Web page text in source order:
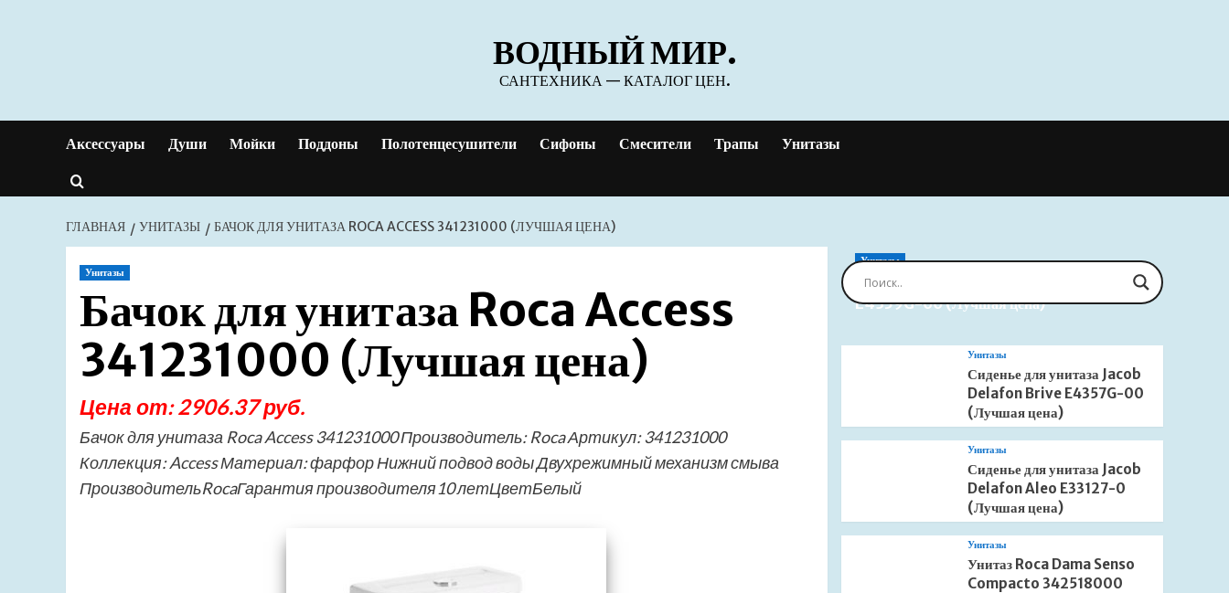
ВОДНЫЙ МИР.
САНТЕХНИКА — КАТАЛОГ ЦЕН.
Аксессуары Души Мойки Поддоны Полотенцесушители Сифоны Смесители Трапы Унитазы
ГЛАВНАЯ УНИТАЗЫ БАЧОК ДЛЯ УНИТАЗА ROCA ACCESS 341231000 (ЛУЧШАЯ ЦЕНА)
Унитазы
Бачок для унитаза Roca Access
341231000 (Лучшая цена)
Цена от: 2906.37 руб.
Бачок для унитаза Roca Access 341231000 Производитель: Roca Артикул: 341231000
Коллекция: Access Материал: фарфор Нижний подвод воды Двухрежимный механизм смыва
ПроизводительRocaГарантия производителя10 летЦветБелый
Унитазы
Сиденье для унитаза Jacob Delafon Brive
E4359G-00 (Лучшая цена)
Унитазы
Сиденье для унитаза Jacob
Delafon Brive E4357G-00
(Лучшая цена)
Унитазы
Сиденье для унитаза Jacob
Delafon Aleo E33127-0
(Лучшая цена)
Унитазы
Унитаз Roca Dama Senso
Compacto 342518000